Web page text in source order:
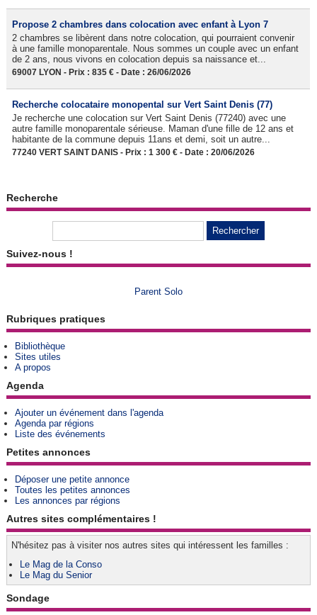
Propose 2 chambres dans colocation avec enfant à Lyon 7
2 chambres se libèrent dans notre colocation, qui pourraient convenir
à une famille monoparentale. Nous sommes un couple avec un enfant
de 2 ans, nous vivons en colocation depuis sa naissance et...
69007 LYON - Prix : 835 € - Date : 26/06/2026
Recherche colocataire monopental sur Vert Saint Denis (77)
Je recherche une colocation sur Vert Saint Denis (77240) avec une
autre famille monoparentale sérieuse. Maman d'une fille de 12 ans et
habitante de la commune depuis 11ans et demi, soit un autre...
77240 VERT SAINT DANIS - Prix : 1 300 € - Date : 20/06/2026
Recherche
Suivez-nous !
Parent Solo
Rubriques pratiques
Bibliothèque
Sites utiles
A propos
Agenda
Ajouter un événement dans l'agenda
Agenda par régions
Liste des événements
Petites annonces
Déposer une petite annonce
Toutes les petites annonces
Les annonces par régions
Autres sites complémentaires !
N'hésitez pas à visiter nos autres sites qui intéressent les familles :
Le Mag de la Conso
Le Mag du Senior
Sondage